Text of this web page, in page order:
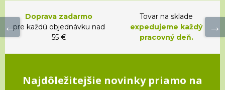
Doprava zadarmo
pre každú objednávku nad
55 €
Tovar na sklade
expedujeme každý
pracovný deň.
Najdôležitejšie novinky priamo na